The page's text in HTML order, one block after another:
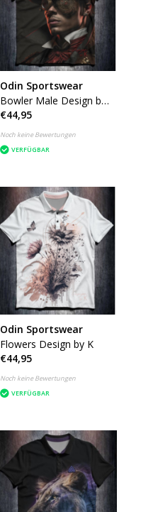
Odin Sportswear
Bowler Male Design by
K
€44,95
Noch keine Bewertungen
VERFÜGBAR
Odin Sportswear
Flowers Design by K
€44,95
Noch keine Bewertungen
VERFÜGBAR